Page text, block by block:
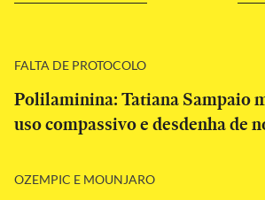
FALTA DE PROTOCOLO
Polilaminina: Tatiana Sampaio
uso compassivo e desdenha de
OZEMPIC E MOUNJARO